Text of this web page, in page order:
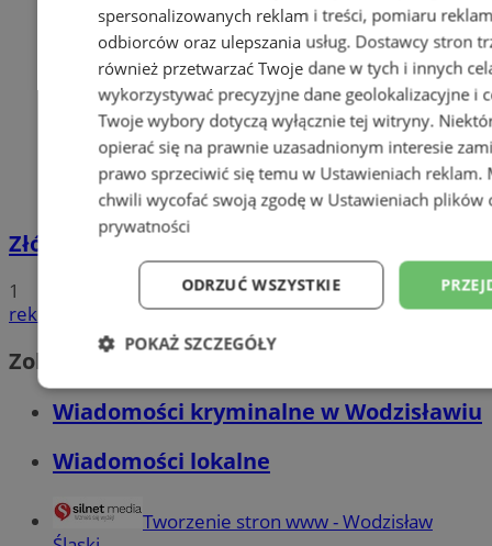
Złóż wniosek o dodatek węglowy
1
reklama
Zobacz również
Wiadomości kryminalne w Wodzisławiu
Wiadomości lokalne
Tworzenie stron www - Wodzisław
spersonalizowanych reklam i treści, pomiaru
odbiorców oraz ulepszania usług. Dostawcy stron
również przetwarzać Twoje dane w tych i innych
wykorzystywać precyzyjne dane geolokalizacyjne i
Twoje wybory dotyczą wyłącznie tej witryny.
opierać się na prawnie uzasadnionym interesie
prawo sprzeciwić się temu w Ustawieniach reklam.
chwili wycofać swoją zgodę w Ustawieniach plików
prywatności
ODRZUĆ WSZYSTKIE
POKAŻ SZCZEGÓŁY
Niezbędne Wydajność